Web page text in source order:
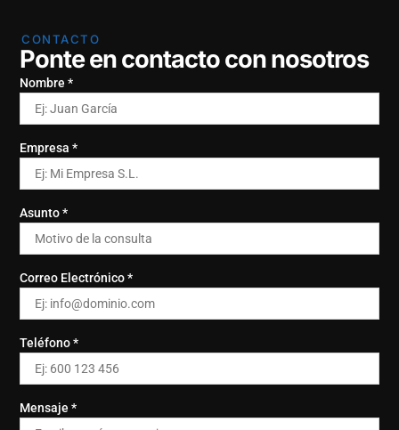
CONTACTO
Ponte en contacto con nosotros
Nombre *
Empresa *
Asunto *
Correo Electrónico *
Teléfono *
Mensaje *